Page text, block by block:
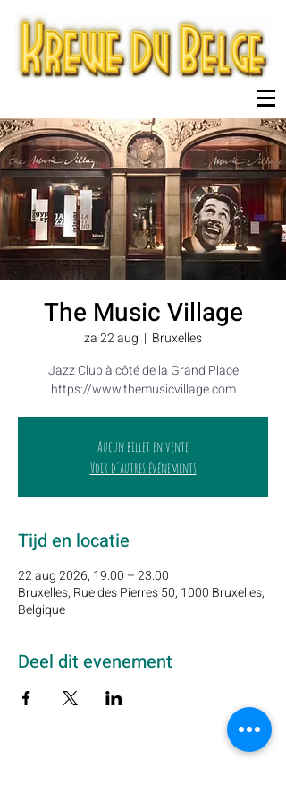
The Music Village
za 22 aug
  |
Bruxelles
Jazz Club à côté de la Grand Place
https://www.themusicvillage.com
Aucun billet en vente
Voir d'autres événements
Tijd en locatie
22 aug 2026, 19:00 – 23:00
Bruxelles, Rue des Pierres 50, 1000 Bruxelles,
Belgique
Deel dit evenement